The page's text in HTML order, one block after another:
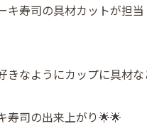
キ寿司の具材カットが担当
きなようにカップに具材
寿司の出来上がり🌟🌟